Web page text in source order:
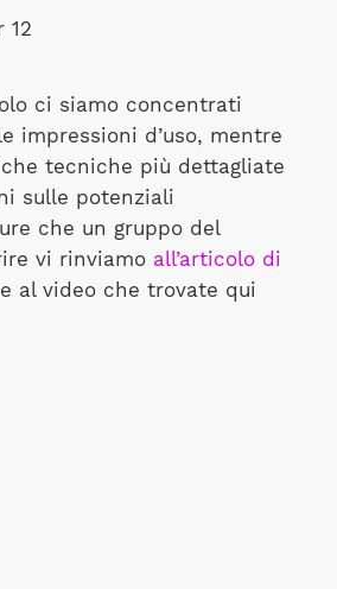
ci siamo concentrati
impressioni d’uso, mentre
tecniche più dettagliate
sulle potenziali
che un gruppo del
vi rinviamo all’articolo di
e al video che trovate qui